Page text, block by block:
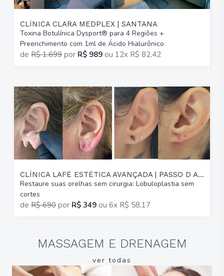
CLÍNICA CLARA MEDPLEX | SANTANA
Toxina Botulínica Dysport® para 4 Regiões +
Preenchimento com 1ml de Ácido Hialurônico
de R$ 1.699 por R$ 989 ou 12x R$ 82,42
CLÍNICA LAFÉ ESTÉTICA AVANÇADA | PASSO D AREIA
Restaure suas orelhas sem cirurgia: Lobuloplastia sem
cortes
de R$ 690 por R$ 349 ou 6x R$ 58,17
MASSAGEM E DRENAGEM
ver todas